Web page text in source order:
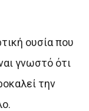
ουσία που
γνωστό ότι
την